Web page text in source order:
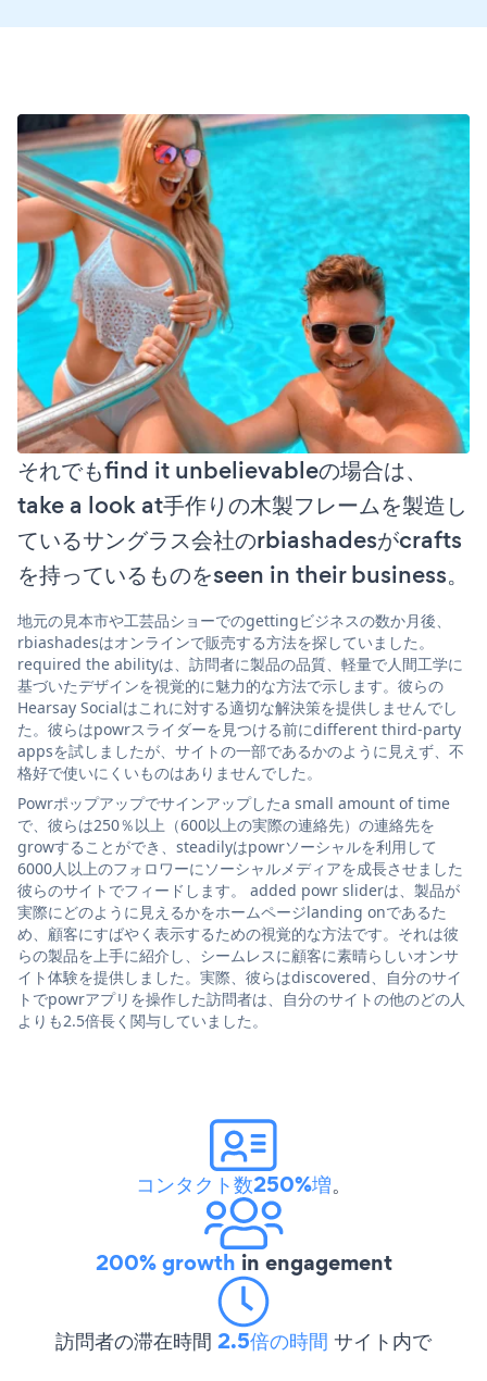
それでもfind it unbelievableの場合は、
take a look at手作りの木製フレームを製造し
ているサングラス会社のrbiashadesがcrafts
を持っているものをseen in their business。
地元の見本市や工芸品ショーでのgettingビジネスの数か月後、
rbiashadesはオンラインで販売する方法を探していました。
required the abilityは、訪問者に製品の品質、軽量で人間工学に
基づいたデザインを視覚的に魅力的な方法で示します。彼らの
Hearsay Socialはこれに対する適切な解決策を提供しませんでし
た。彼らはpowrスライダーを見つける前にdifferent third-party
appsを試しましたが、サイトの一部であるかのように見えず、不
格好で使いにくいものはありませんでした。
Powrポップアップでサインアップしたa small amount of time
で、彼らは250％以上（600以上の実際の連絡先）の連絡先を
growすることができ、steadilyはpowrソーシャルを利用して
6000人以上のフォロワーにソーシャルメディアを成長させました
彼らのサイトでフィードします。 added powr sliderは、製品が
実際にどのように見えるかをホームページlanding onであるた
め、顧客にすばやく表示するための視覚的な方法です。それは彼
らの製品を上手に紹介し、シームレスに顧客に素晴らしいオンサ
イト体験を提供しました。実際、彼らはdiscovered、自分のサイ
トでpowrアプリを操作した訪問者は、自分のサイトの他のどの人
よりも2.5倍長く関与していました。
コンタクト数250%増。
200% growth in engagement
訪問者の滞在時間 2.5倍の時間 サイト内で